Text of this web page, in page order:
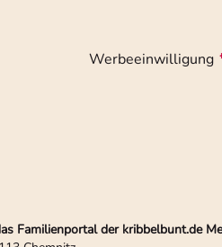
Werbeeinwilligung
Familienportal der kribbelbunt.de